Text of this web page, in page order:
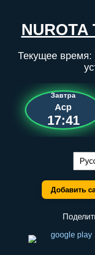
NUROTA
Текущее время:
Завтра
Аср
17:41
Добавить